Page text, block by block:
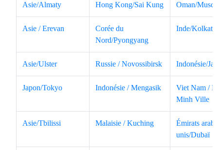
Asie/Almaty Hong Kong/Sai Kung Oman/
Asie / Erevan
Corée du
Nord/Pyongyang
Inde/Kolkata
Asie/Ulster Russie / Novossibirsk Indonésie/
Japon/Tokyo Indonésie / Mengasik
Viet Nam /
Minh Ville
Asie/Tbilissi Malaisie / Kuching
Émirats
unis/Dubaï